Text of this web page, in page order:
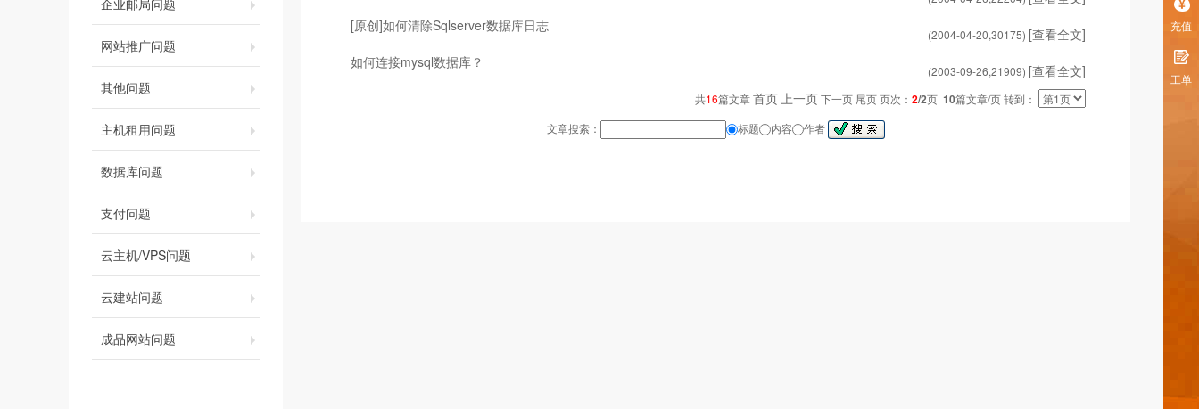
企业邮局问题
网站推广问题
其他问题
主机租用问题
数据库问题
支付问题
云主机/VPS问题
云建站问题
成品网站问题
[原创]如何清除Sqlserver数据库日志
(2004-04-20,30175) [查看全文]
如何连接mysql数据库？
(2003-09-26,21909) [查看全文]
共16篇文章首页上一页下一页 尾页 页次： 2/2页 10篇文章/页 转到：
文章搜索：
标题 内容 作者
充值
工单